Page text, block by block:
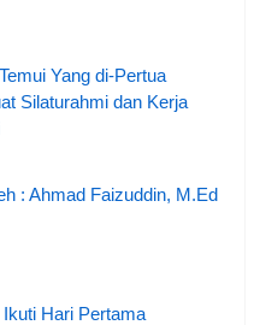
Yang di-Pertua
Silaturahmi dan Kerja
: Ahmad Faizuddin, M.Ed
Hari Pertama